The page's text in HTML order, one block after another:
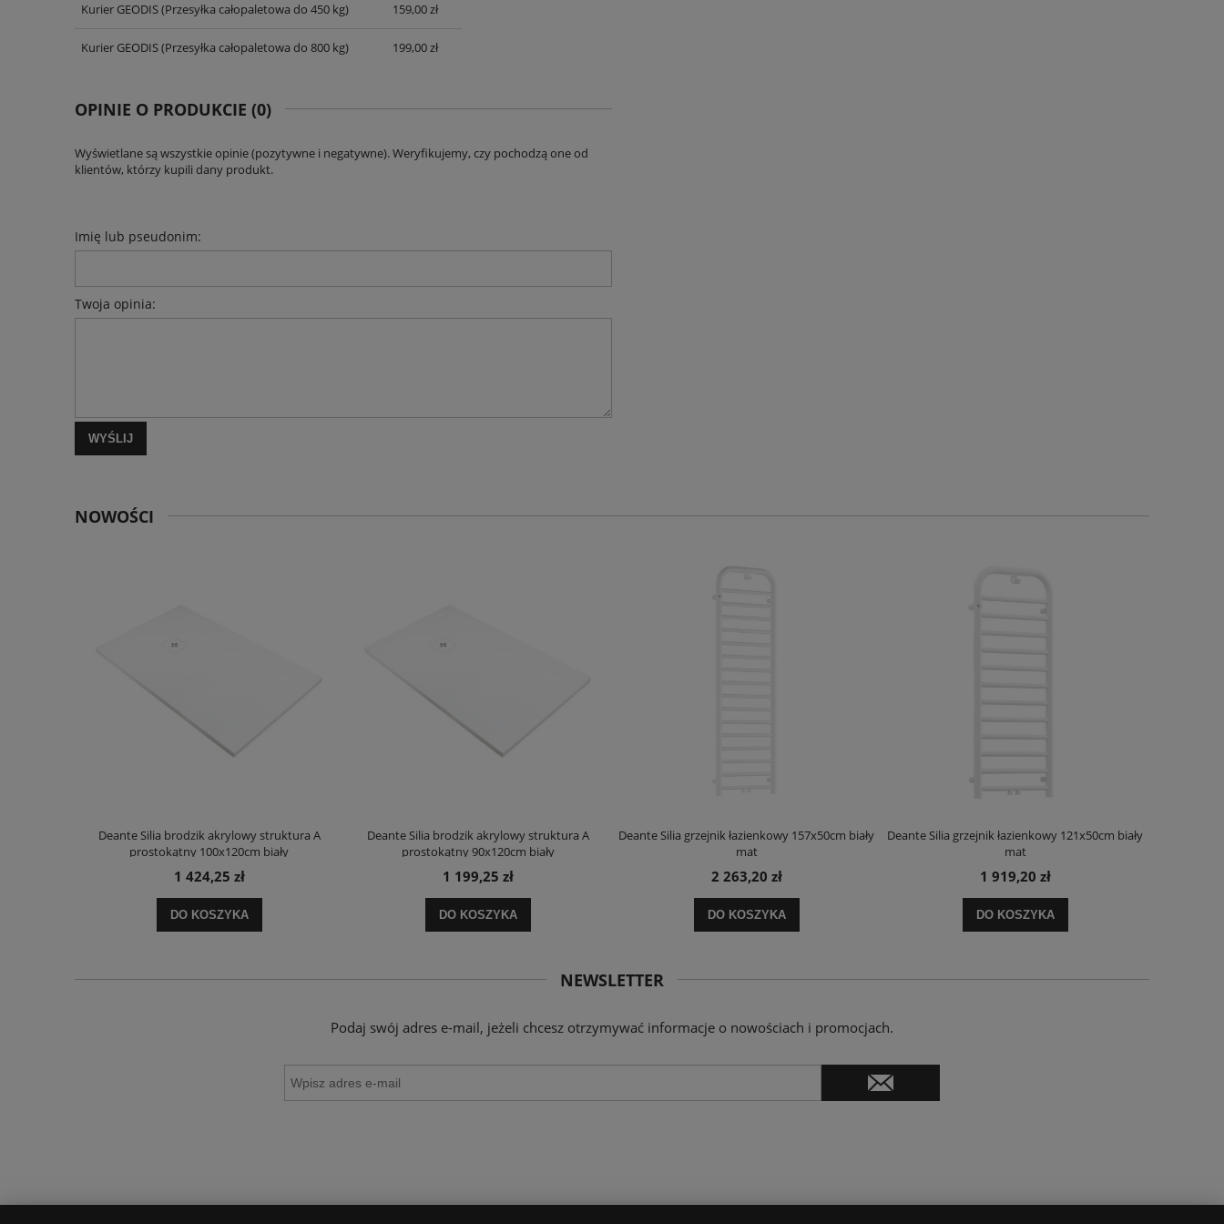
CENA NIE ZAWIERA EWENTUALNYCH
Kurier GEODIS(Przesyłka całopaletowa do 450 kg) 159,00 zł
Kurier GEODIS(Przesyłka całopaletowa do 800 kg) 199,00 zł
OPINIE O PRODUKCIE (0)
Wyświetlane są wszystkie opinie (pozytywne i negatywne). Weryfikujemy, czy pochodzą one od
klientów, którzy kupili dany produkt.
Imię lub pseudonim:
Twoja opinia:
WYŚLIJ
NOWOŚCI
Deante Silia brodzik akrylowy struktura A
prostokątny 100x120cm biały
1 424,25 zł
DO KOSZYKA
Deante Silia brodzik akrylowy struktura A
prostokątny 90x120cm biały
1 199,25 zł
DO KOSZYKA
Deante Silia grzejnik łazienkowy 157x50cm biały
mat
2 263,20 zł
DO KOSZYKA
Deante Silia grzejnik łazienkowy 121x50cm biały
mat
1 919,20 zł
DO KOSZYKA
NEWSLETTER
Podaj swój adres e-mail, jeżeli chcesz otrzymywać informacje o nowościach i promocjach.